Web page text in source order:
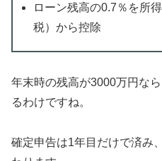
ローン残高の0.7％を所
税）から控除
年末時の残高が3000万円な
るわけですね。
確定申告は1年目だけで済み